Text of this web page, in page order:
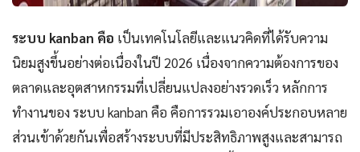
ระบบ kanban คือ เป็นเทคโนโลยีและแนวคิดที่ได้รับความ
นิยมสูงขึ้นอย่างต่อเนื่องในปี 2026 เนื่องจากความต้องการของ
ตลาดและอุตสาหกรรมที่เปลี่ยนแปลงอย่างรวดเร็ว หลักการ
ทำงานของ ระบบ kanban คือ คือการรวมเอาองค์ประกอบหลาย
ส่วนเข้าด้วยกันเพื่อสร้างระบบที่มีประสิทธิภาพสูงและสามารถ